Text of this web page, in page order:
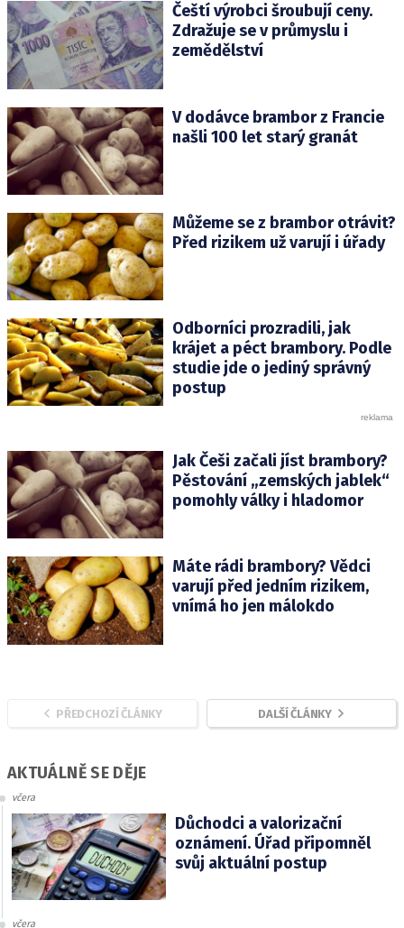
Čeští výrobci šroubují ceny.
Zdražuje se v průmyslu i
zemědělství
V dodávce brambor z Francie
našli 100 let starý granát
Můžeme se z brambor otrávit?
Před rizikem už varují i úřady
Odborníci prozradili, jak
krájet a péct brambory. Podle
studie jde o jediný správný
postup
Jak Češi začali jíst brambory?
Pěstování „zemských jablek“
pomohly války i hladomor
Máte rádi brambory? Vědci
varují před jedním rizikem,
vnímá ho jen málokdo
PŘEDCHOZÍ ČLÁNKY DALŠÍ ČLÁNKY
AKTUÁLNĚ SE DĚJE
včera
Důchodci a valorizační
oznámení. Úřad připomněl
svůj aktuální postup
včera